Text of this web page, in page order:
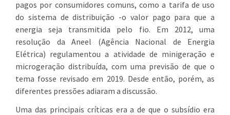
pagos por consumidores comuns, como a tarifa de uso
do sistema de distribuição -o valor pago para que a
energia seja transmitida pelo fio. Em 2012, uma
resolução da Aneel (Agência Nacional de Energia
Elétrica) regulamentou a atividade de minigeração e
microgeração distribuída, com uma previsão de que o
tema fosse revisado em 2019. Desde então, porém, as
diferentes pressões adiaram a discussão.
Uma das principais críticas era a de que o subsídio era